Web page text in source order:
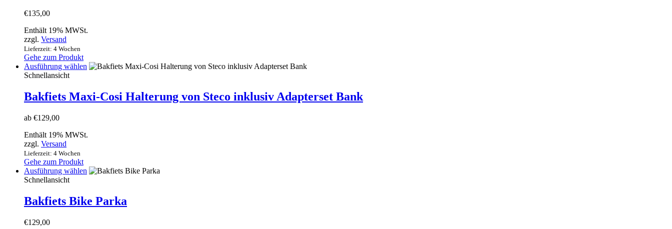
Produktseite
gewählt
€135,00
Enthält 19% MWSt.
zzgl. Versand
Lieferzeit: 4 Wochen
Gehe zum Produkt
Ausführung wählen Dieses
mehrere
Varianten
Produktseite
gewählt
Schnellansicht
Bakfiets Maxi-Cosi Halterung von Steco inklusiv Adapterset Bank
ab €129,00
Enthält 19% MWSt.
zzgl. Versand
Lieferzeit: 4 Wochen
Gehe zum Produkt
Ausführung wählen Dieses
mehrere
Varianten
Schnellansicht
Bakfiets Bike Parka
€129,00